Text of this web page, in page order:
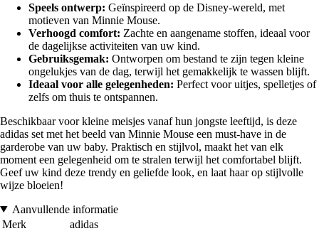
Speels ontwerp: Geïnspireerd op de Disney-wereld, met
motieven van Minnie Mouse.
Verhoogd comfort: Zachte en aangename stoffen, ideaal voor
de dagelijkse activiteiten van uw kind.
Gebruiksgemak: Ontworpen om bestand te zijn tegen kleine
ongelukjes van de dag, terwijl het gemakkelijk te wassen blijft.
Ideaal voor alle gelegenheden: Perfect voor uitjes, spelletjes of
zelfs om thuis te ontspannen.
Beschikbaar voor kleine meisjes vanaf hun jongste leeftijd, is deze
adidas set met het beeld van Minnie Mouse een must-have in de
garderobe van uw baby. Praktisch en stijlvol, maakt het van elk
moment een gelegenheid om te stralen terwijl het comfortabel blijft.
Geef uw kind deze trendy en geliefde look, en laat haar op stijlvolle
wijze bloeien!
Aanvullende informatie
Merk
adidas